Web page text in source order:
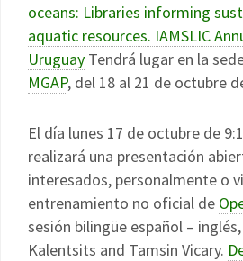
oceans: Libraries informing
aquatic resources. IAMSLIC
Uruguay Tendrá lugar en la
MGAP, del 18 al 21 de octubre
El día lunes 17 de octubre de
realizará una presentación
interesados, personalmente o
entrenamiento no oficial de
sesión bilingüe español –
Kalentsits and Tamsin Vicary.